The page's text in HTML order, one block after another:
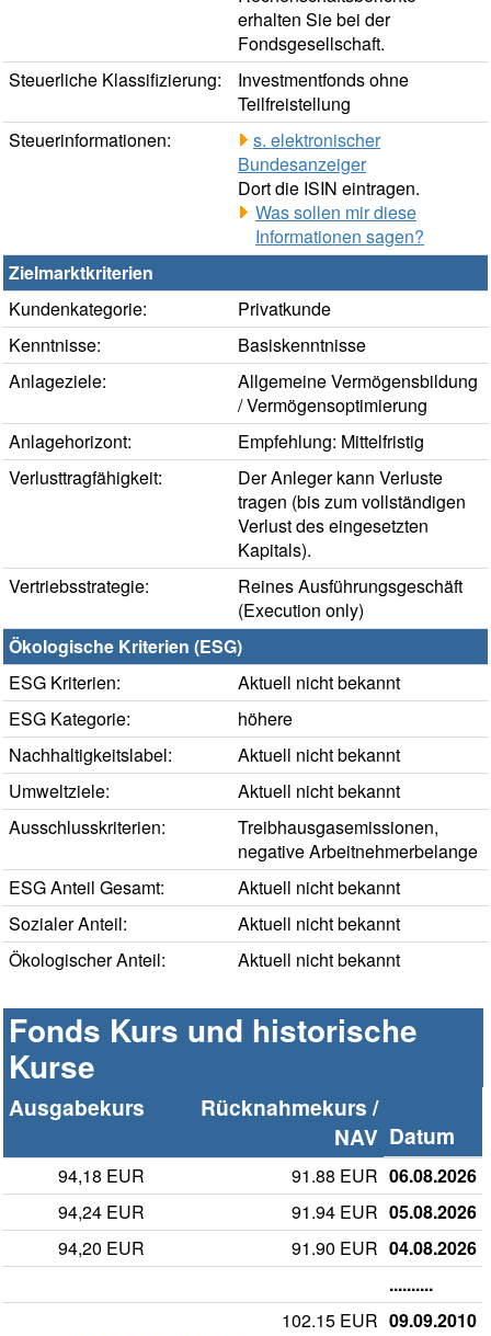
erhalten Sie bei der
Fondsgesellschaft.
Steuerliche Klassifizierung:
Investmentfonds ohne
Teilfreistellung
Steuerinformationen:
s. elektronischer
Bundesanzeiger
Dort die ISIN eintragen.
Was sollen mir diese
Informationen sagen?
Zielmarktkriterien
Kundenkategorie:
Privatkunde
Kenntnisse:
Basiskenntnisse
Anlageziele:
Allgemeine Vermögensbildung
/ Vermögensoptimierung
Anlagehorizont:
Empfehlung: Mittelfristig
Verlusttragfähigkeit:
Der Anleger kann Verluste
tragen (bis zum vollständigen
Verlust des eingesetzten
Kapitals).
Vertriebsstrategie:
Reines Ausführungsgeschäft
(Execution only)
Ökologische Kriterien (ESG)
ESG Kriterien:
Aktuell nicht bekannt
ESG Kategorie:
höhere
Nachhaltigkeitslabel:
Aktuell nicht bekannt
Umweltziele:
Aktuell nicht bekannt
Ausschlusskriterien:
Treibhausgasemissionen,
negative Arbeitnehmerbelange
ESG Anteil Gesamt:
Aktuell nicht bekannt
Sozialer Anteil:
Aktuell nicht bekannt
Ökologischer Anteil:
Aktuell nicht bekannt
Fonds Kurs und historische
Kurse
Ausgabekurs
Rücknahmekurs /
NAV Datum
94,18 EUR 91.88 EUR 06.08.2026
94,24 EUR
91.94 EUR 05.08.2026
94,20 EUR
91.90 EUR 04.08.2026
..........
102.15 EUR 09.09.2010